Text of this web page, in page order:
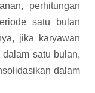
perhitungan
satu bulan
jika karyawan
satu bulan,
dalam